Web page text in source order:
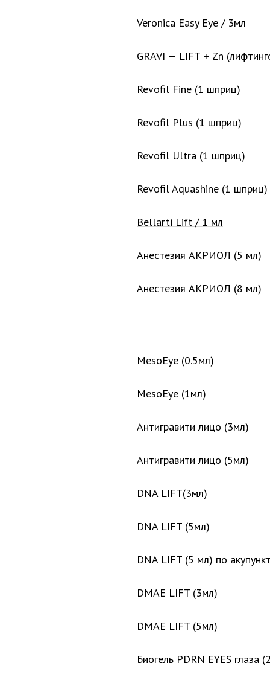
Veronica Easy Eye / 3мл
GRAVI — LIFT + Zn
Revofil Fine (1 шприц)
Revofil Plus (1 шприц)
Revofil Ultra (1 шприц)
Revofil Aquashine (1 шприц)
Bellarti Lift / 1 мл
Анестезия АКРИОЛ (5 мл)
Анестезия АКРИОЛ (8 мл)
MesoEye (0.5мл)
MesoEye (1мл)
Антигравити лицо (3мл)
Антигравити лицо (5мл)
DNA LIFT(3мл)
DNA LIFT (5мл)
DNA LIFT (5 мл) по
DMAE LIFT (3мл)
DMAE LIFT (5мл)
Биогель PDRN EYES глаза